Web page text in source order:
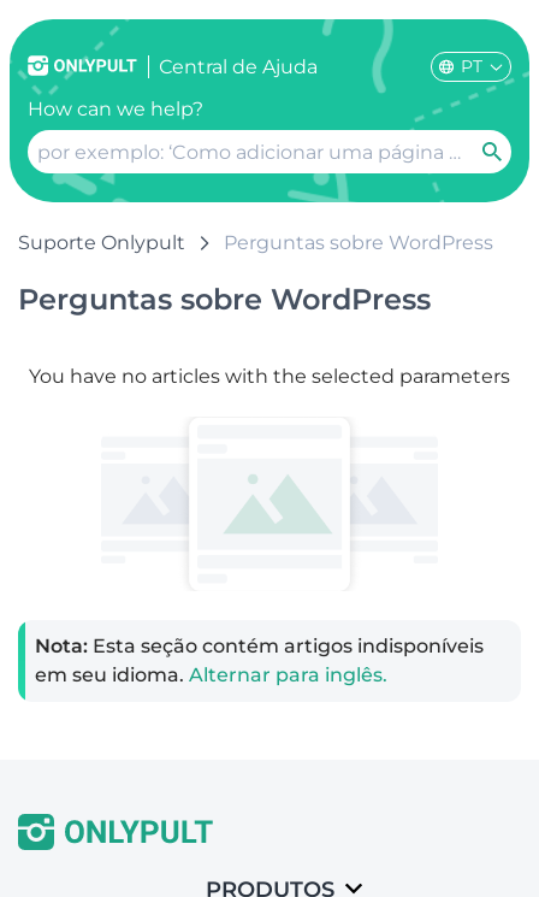
Сentral de Ajuda PT
How can we help?
Suporte Onlypult Perguntas sobre WordPress
Perguntas sobre WordPress
You have no articles with the selected parameters
Nota: Esta seção contém artigos indisponíveis
em seu idioma. Alternar para inglês.
PRODUTOS